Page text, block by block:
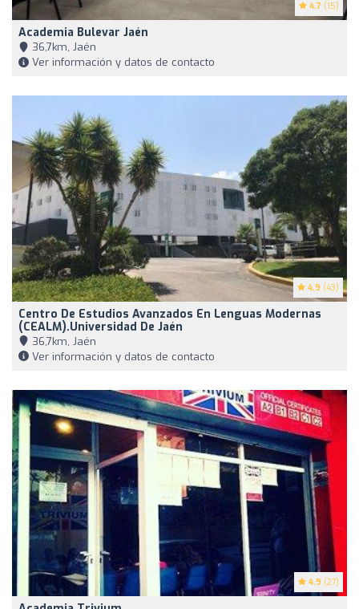
4.7 (15)
Academia Bulevar Jaén
36,7km, Jaén
Ver información y datos de contacto
4.9 (43)
Centro De Estudios Avanzados En Lenguas Modernas
(CEALM).Universidad De Jaén
36,7km, Jaén
Ver información y datos de contacto
4.9 (27)